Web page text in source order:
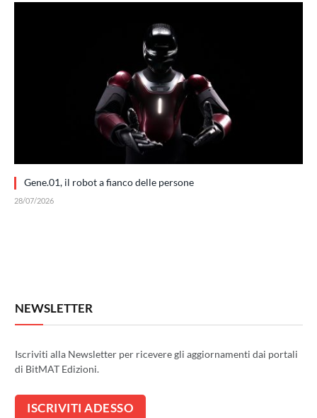
Gene.01, il robot a fianco delle persone
28/07/2026
NEWSLETTER
Iscriviti alla Newsletter per ricevere gli aggiornamenti dai portali
di BitMAT Edizioni.